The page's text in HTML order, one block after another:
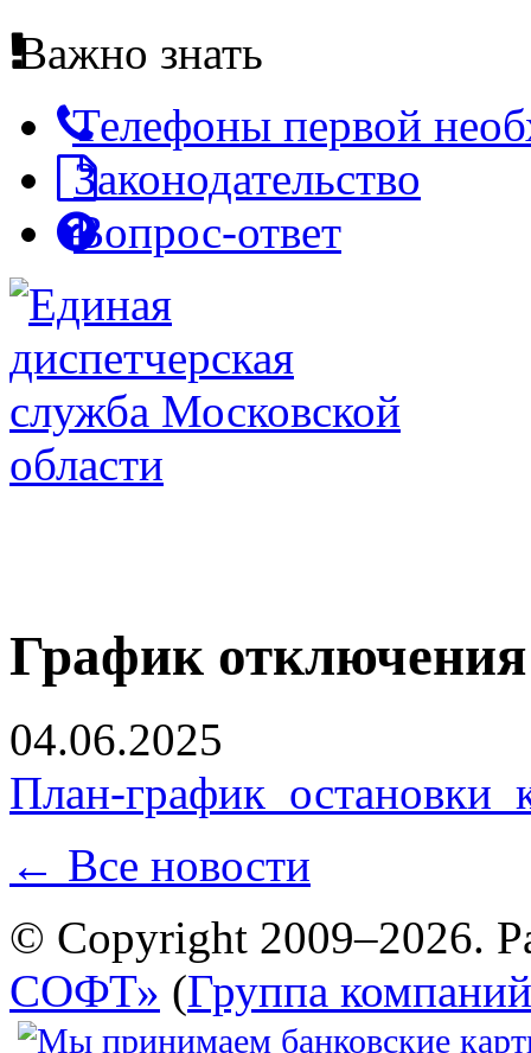
Важно знать
Телефоны первой
Законодательство
Вопрос-ответ
График
04.06.2025
План-
← Все новости
© Copyright 2009–2026.
СОФТ» (Группа